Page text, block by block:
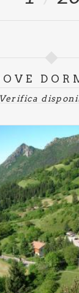
Verifica